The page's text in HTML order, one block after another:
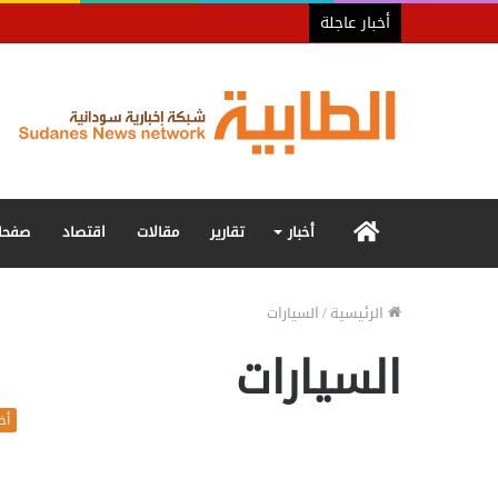
أخبار عاجلة
الرئيسيةأخبار تقارير مقالات اقتصاد
الرئيسية/السيارات
السيارات